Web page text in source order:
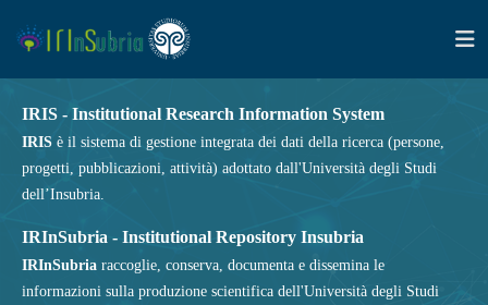
IRIS - Institutional Research Information System
IRIS è il sistema di gestione integrata dei dati della ricerca (persone,
progetti, pubblicazioni, attività) adottato dall'Università degli Studi
dell’Insubria.
IRInSubria - Institutional Repository Insubria
IRInSubria raccoglie, conserva, documenta e dissemina le
informazioni sulla produzione scientifica dell'Università degli Studi